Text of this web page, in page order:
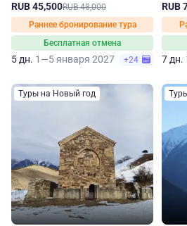
RUB 45,500RUB 48,000
Раннее бронирование тура
Бесплатная отмена
5 дн. 1—5 января 2027 +24
RUB
7 дн.
Туры на Новый год